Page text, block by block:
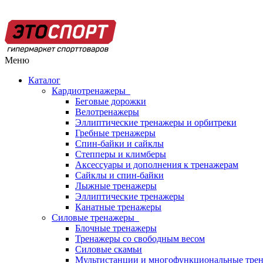
Меню
Каталог
Кардиотренажеры
Беговые дорожки
Велотренажеры
Эллиптические тренажеры и орбитреки
Гребные тренажеры
Спин-байки и сайклы
Степперы и климберы
Аксессуары и дополнения к тренажерам
Сайклы и спин-байки
Лыжные тренажеры
Эллиптические тренажеры
Канатные тренажеры
Силовые тренажеры
Блочные тренажеры
Тренажеры со свободным весом
Силовые скамьи
Мультистанции и многофункциональные